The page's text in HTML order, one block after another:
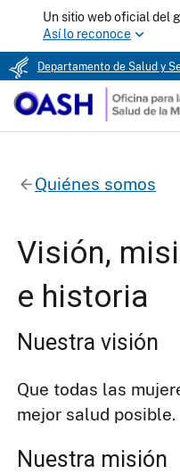
Un sitio web oficial del
Así lo reconoce
Departamento de Salud y
Quiénes somos
Visión,
e historia
Nuestra visión
Que todas las
mejor salud posible.
Nuestra misión